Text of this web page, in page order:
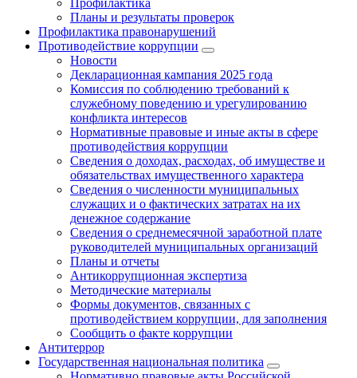
Профилактика
Планы и результаты проверок
Профилактика правонарушений
Противодействие коррупции
Новости
Декларационная кампания 2025 года
Комиссия по соблюдению требований к
служебному поведению и урегулированию
конфликта интересов
Нормативные правовые и иные акты в сфере
противодействия коррупции
Сведения о доходах, расходах, об имуществе и
обязательствах имущественного характера
Сведения о численности муниципальных
служащих и о фактических затратах на их
денежное содержание
Сведения о среднемесячной заработной плате
руководителей муниципальных организаций
Планы и отчеты
Антикоррупционная экспертиза
Методические материалы
Формы документов, связанных с
противодействием коррупции, для заполнения
Сообщить о факте коррупции
Антитеррор
Государственная национальная политика